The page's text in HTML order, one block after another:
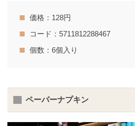
価格：128円
コード：5711812288467
個数：6個入り
ペーパーナプキン